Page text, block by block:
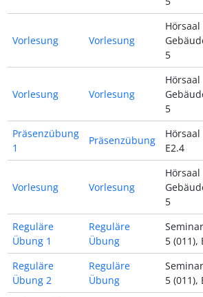
Vorlesung Vorlesung
Hörsaal
5
Vorlesung Vorlesung
Hörsaal
5
Präsenzübung
1
Präsenzübung
Hörsaal
E2.4
Vorlesung Vorlesung
Hörsaal
5
Reguläre
Übung 1
Reguläre
Übung
5 (011),
Reguläre
Übung 2
Reguläre
Übung
5 (011),